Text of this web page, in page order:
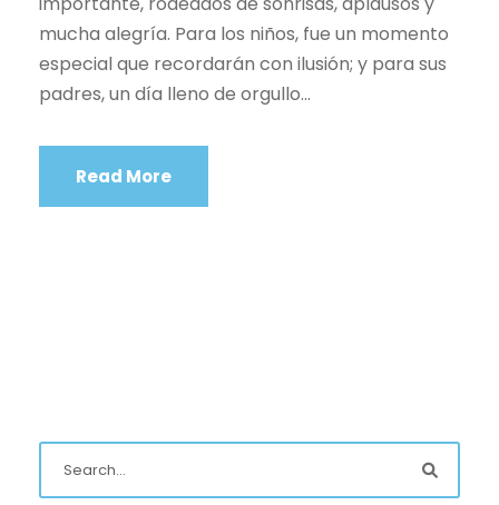
mucha alegría. Para los niños, fue un momento
especial que recordarán con ilusión; y para sus
padres, un día lleno de orgullo...
Read More